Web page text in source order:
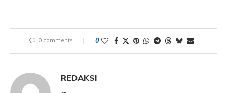
0 comments 0
REDAKSI